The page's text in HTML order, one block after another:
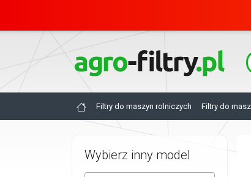
Filtry do maszyn rolniczych Filtry do
Wybierz inny model